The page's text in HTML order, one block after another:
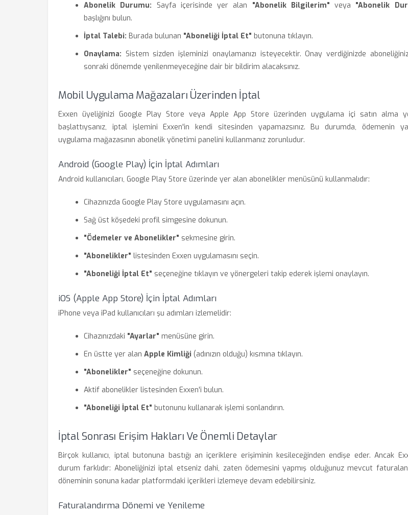
Abonelik Durumu: Sayfa içerisinde yer alan "Abonelik Bilgilerim" veya "Abonelik
başlığını bulun.
İptal Talebi: Burada bulunan "Aboneliği İptal Et" butonuna tıklayın.
Onaylama: Sistem sizden işleminizi onaylamanızı isteyecektir. Onay verdiğinizde
sonraki dönemde yenilenmeyeceğine dair bir bildirim alacaksınız.
Mobil Uygulama Mağazaları Üzerinden İptal
Exxen üyeliğinizi Google Play Store veya Apple App Store üzerinden uygulama içi satın alma
başlattıysanız, iptal işlemini Exxen'in kendi sitesinden yapamazsınız. Bu durumda, ödemenin
uygulama mağazasının abonelik yönetimi panelini kullanmanız zorunludur.
Android (Google Play) İçin İptal Adımları
Android kullanıcıları, Google Play Store üzerinde yer alan abonelikler menüsünü kullanmalıdır:
Cihazınızda Google Play Store uygulamasını açın.
Sağ üst köşedeki profil simgesine dokunun.
"Ödemeler ve Abonelikler" sekmesine girin.
"Abonelikler" listesinden Exxen uygulamasını seçin.
"Aboneliği İptal Et" seçeneğine tıklayın ve yönergeleri takip ederek işlemi onaylayın.
iOS (Apple App Store) İçin İptal Adımları
iPhone veya iPad kullanıcıları şu adımları izlemelidir:
Cihazınızdaki "Ayarlar" menüsüne girin.
En üstte yer alan Apple Kimliği (adınızın olduğu) kısmına tıklayın.
"Abonelikler" seçeneğine dokunun.
Aktif abonelikler listesinden Exxen'i bulun.
"Aboneliği İptal Et" butonunu kullanarak işlemi sonlandırın.
İptal Sonrası Erişim Hakları Ve Önemli Detaylar
Birçok kullanıcı, iptal butonuna bastığı an içeriklere erişiminin kesileceğinden endişe eder. Ancak
durum farklıdır: Aboneliğinizi iptal etseniz dahi, zaten ödemesini yapmış olduğunuz mevcut
döneminin sonuna kadar platformdaki içerikleri izlemeye devam edebilirsiniz.
Faturalandırma Dönemi ve Yenileme